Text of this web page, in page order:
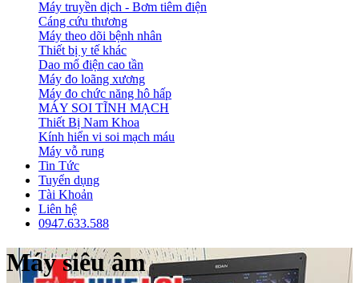
Máy truyền dịch - Bơm tiêm điện
Cáng cứu thương
Máy theo dõi bệnh nhân
Thiết bị y tế khác
Dao mổ điện cao tần
Máy đo loãng xương
Máy đo chức năng hô hấp
MÁY SOI TĨNH MẠCH
Thiết Bị Nam Khoa
Kính hiển vi soi mạch máu
Máy vỗ rung
Tin Tức
Tuyển dụng
Tài Khoản
Liên hệ
0947.633.588
Máy siêu âm